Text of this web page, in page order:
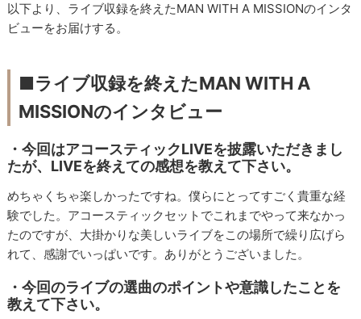
以下より、ライブ収録を終えたMAN WITH A MISSIONのインタ
ビューをお届けする。
■ライブ収録を終えたMAN WITH A
MISSIONのインタビュー
・今回はアコースティックLIVEを披露いただきまし
たが、LIVEを終えての感想を教えて下さい。
めちゃくちゃ楽しかったですね。僕らにとってすごく貴重な経
験でした。アコースティックセットでこれまでやって来なかっ
たのですが、大掛かりな美しいライブをこの場所で繰り広げら
れて、感謝でいっぱいです。ありがとうございました。
・今回のライブの選曲のポイントや意識したことを
教えて下さい。